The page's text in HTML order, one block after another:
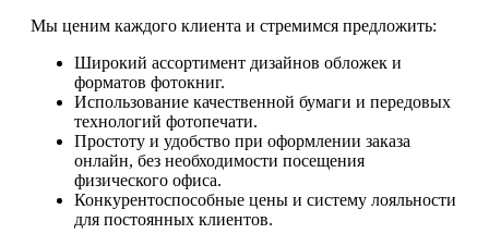
Мы ценим каждого клиента и стремимся предложить:
Широкий ассортимент дизайнов обложек и
форматов фотокниг.
Использование качественной бумаги и передовых
технологий фотопечати.
Простоту и удобство при оформлении заказа
онлайн, без необходимости посещения
физического офиса.
Конкурентоспособные цены и систему лояльности
для постоянных клиентов.